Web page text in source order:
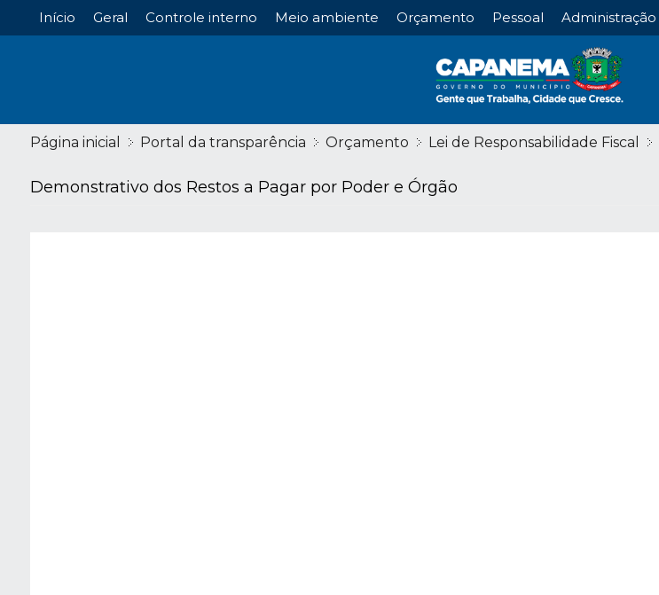
Início Geral Controle interno Meio ambiente Orçamento Pessoal Administração
Página inicial Portal da transparência Orçamento Lei de Responsabilidade Fiscal
Demonstrativo dos Restos a Pagar por Poder e Órgão